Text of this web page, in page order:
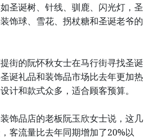
圣诞树、针线、驯鹿、闪光灯，圣
饰球、雪花、拐杖糖和圣诞老爷的
街的阮怀秋女士在马行街寻找圣诞
诞礼品和装饰品市场比去年更加热
计和款式众多，适合顾客预算。
饰品店的老板阮玉欣女士说，这几
客流量比去年同期增加了20%以